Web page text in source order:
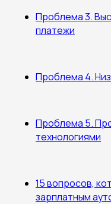
Проблема 3.
платежи
Проблема 4.
Проблема 5.
технологиями
15 вопросов,
зарплатным